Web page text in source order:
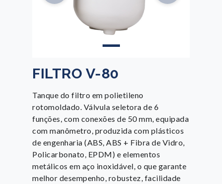
FILTRO V-80
Tanque do filtro em polietileno
rotomoldado. Válvula seletora de 6
funções, com conexões de 50 mm, equipada
com manômetro, produzida com plásticos
de engenharia (ABS, ABS + Fibra de Vidro,
Policarbonato, EPDM) e elementos
metálicos em aço inoxidável, o que garante
melhor desempenho, robustez, facilidade